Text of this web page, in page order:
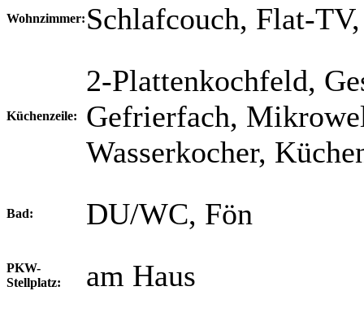
Wohnzimmer: Schlafcouch, Flat-
Küchenzeile:
2-Plattenkochfeld,
Gefrierfach,
Wasserkocher,
Bad: DU/WC, Fön
PKW-
Stellplatz:
am Haus